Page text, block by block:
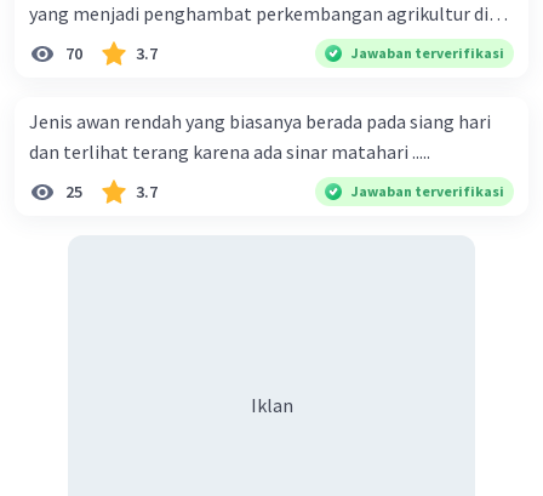
Beri Rating·0.0(0) Balas
yang menjadi penghambat perkembangan agrikultur di
indonesia
70 3.7 Jawaban terverifikasi
Jenis awan rendah yang biasanya berada pada siang hari
dan terlihat terang karena ada sinar matahari .....
25 3.7 Jawaban terverifikasi
Iklan